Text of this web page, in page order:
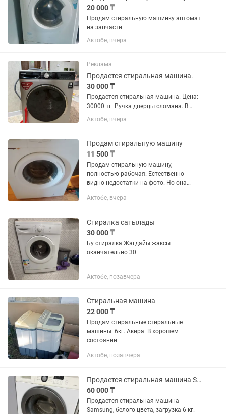
20 000 ₸
Продам стиральную машинку автомат
на запчасти
Актобе, вчера
Реклама
Продается стиральная машина.
30 000 ₸
Продается стиральная машина. Цена:
30000 тг. Ручка дверцы сломана. В
остальном всё работает исправно.
Актобе, вчера
Продам стиральную машину
11 500 ₸
Продам стиральную машину,
полностью рабочая. Естественно
видно недостатки на фото. Но она
Актобе, вчера
Стиралка сатылады
30 000 ₸
Бу стиралка Жагдайы жаксы
оканчательно 30
Актобе, позавчера
Стиральная машина
22 000 ₸
Продам стиральные стиральные
машины. 6кг. Акира. В хорошем
состоянии
Актобе, позавчера
Продается стиральная машина Samsung, белого цвета, загрузка 6 кг
60 000 ₸
Продается стиральная машина
Samsung, белого цвета, загрузка 6 кг.